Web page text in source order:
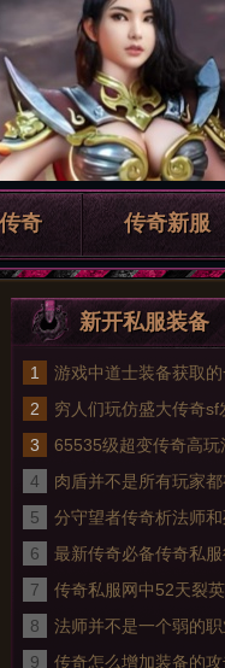
奇 传奇新服
新开私服装备
1 游戏中道士装备获取
2
穷人们玩仿盛大传奇sf
默传奇的旷世秘诀
3
65535级超变传奇高玩
的经验
4
肉盾并不是所有玩家都
5
分守望者传奇析法师
总站战士的优势
6
最新传奇必备传奇私
舵主活动脚本
7
传奇私服网中52天裂
辰美景
8
法师并不是一个弱的职
9
传奇怎么增加装备的